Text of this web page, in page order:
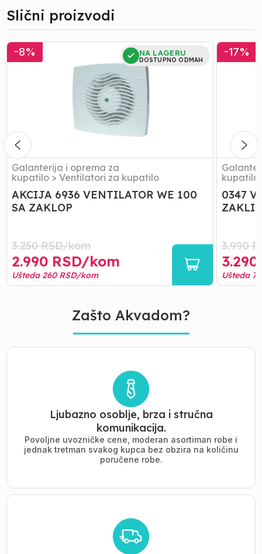
Slični proizvodi
AKCIJA
6936
-8% NA LAGERU
DOSTUPNO ODMAH
Galanterija i oprema za
kupatilo > Ventilatori za kupatilo
AKCIJA 6936 VENTILATOR WE 100
SA ZAKLOP
3.250RSD/kom
2.990 RSD/kom
Ušteda 260RSD/kom
0347
-17%
kupatilo
0347
3.990
3.290
Ušteda
Zašto Akvadom?
Ljubazno osoblje, brza i stručna
komunikacija.
Povoljne uvozničke cene, moderan asortiman robe i
jednak tretman svakog kupca bez obzira na količinu
poručene robe.